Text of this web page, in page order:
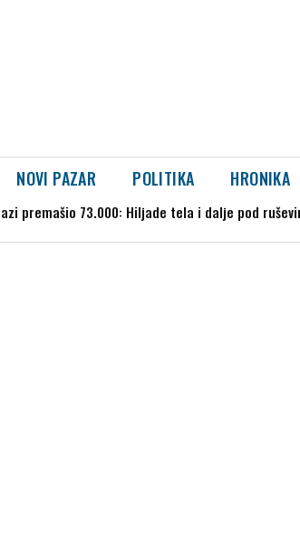
NOVI PAZAR POLITIKA HRONIKA
premašio 73.000: Hiljade tela i dalje pod
HRVATSKOJ: Bor pao među kupače, povređeno i